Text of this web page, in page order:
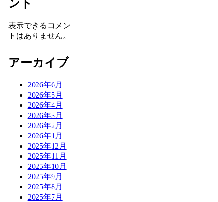
ント
表示できるコメン
トはありません。
アーカイブ
2026年6月
2026年5月
2026年4月
2026年3月
2026年2月
2026年1月
2025年12月
2025年11月
2025年10月
2025年9月
2025年8月
2025年7月